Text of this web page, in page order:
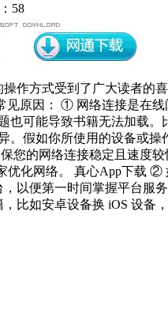
58
式受到了广大读者的喜
原因： ① 网络连接是在
可能导致书籍无法加载
假如你所使用的设备或
的网络连接稳定且速度
化网络。 真心App下载
以便第一时间掌握平台服
比如安卓设备换 iOS 设备
。